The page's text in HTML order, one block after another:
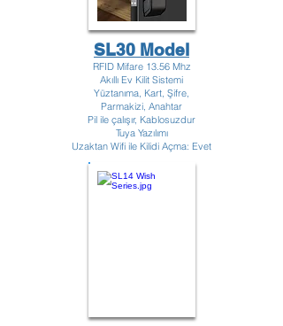
SL30 Model
RFID Mifare 13.56 Mhz
Akıllı Ev Kilit Sistemi
Yüztanıma, Kart, Şifre,
Parmakizi, Anahtar
Pil ile çalışır, Kablosuzdur
Tuya Yazılımı
Uzaktan Wifi ile Kilidi Açma: Evet